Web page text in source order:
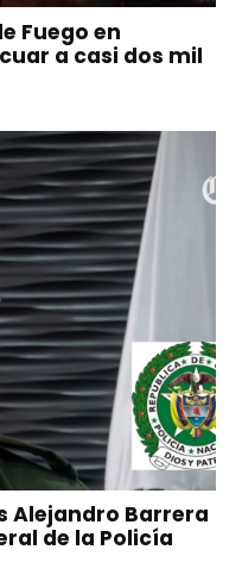
Fuego en
a casi dos mil
Alejandro Barrera
de la Policía